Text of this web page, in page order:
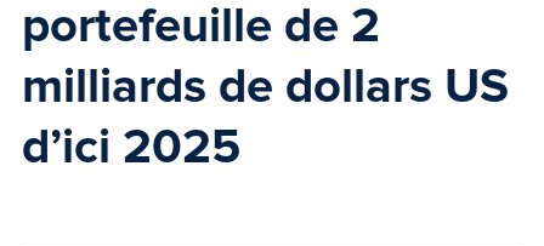
portefeuille de 2
milliards de dollars US
d’ici 2025